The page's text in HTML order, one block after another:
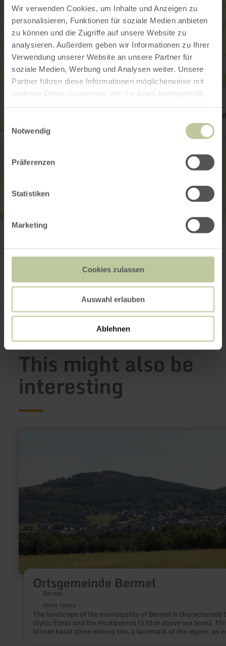
Wir verwenden Cookies, um Inhalte und Anzeigen zu
personalisieren, Funktionen für soziale Medien anbieten
zu können und die Zugriffe auf unsere Website zu
analysieren. Außerdem geben wir Informationen zu Ihrer
Verwendung unserer Website an unsere Partner für
soziale Medien, Werbung und Analysen weiter. Unsere
Partner führen diese Informationen möglicherweise mit
weiteren Daten zusammen, die Sie ihnen bereitgestellt
Notwendig
Präferenzen
Statistiken
Marketing
Cookies zulassen
Auswahl erlauben
Ablehnen
stielecht
Verschneid 13
+49 6552991345
Plan your arrival
This might also be
interesting
Ortsgemeinde Bermel
Bermel
Open today
The landscape of the municipality of Bermel is characterized
idyllic Elztal and the Hochbermel (570 m above sea level). This
former basal stone mining site, a landmark of the region, as